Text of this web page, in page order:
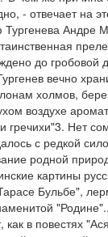
- отвечает на
Андре
до гробовой
вечно
холмов,
воздухе
гречихи"3. Нет
с редкой
родной
картины
Бульбе",
как в повестях